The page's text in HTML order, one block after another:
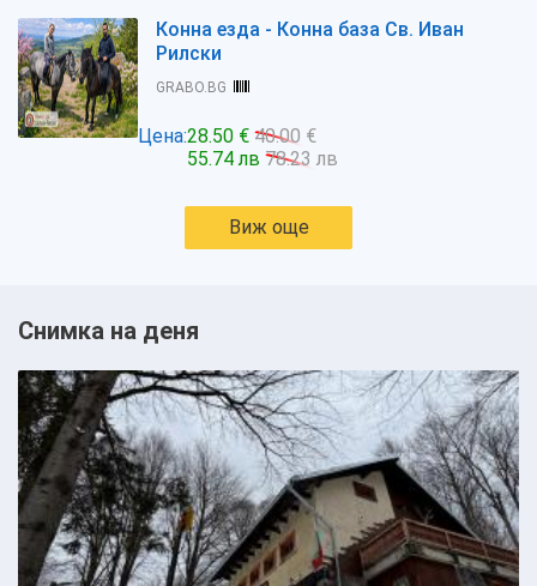
Конна езда - Конна база Св. Иван
Рилски
GRABO.BG
Цена:28.50 € 40.00 €
55.74 лв 78.23 лв
Виж още
Снимка на деня